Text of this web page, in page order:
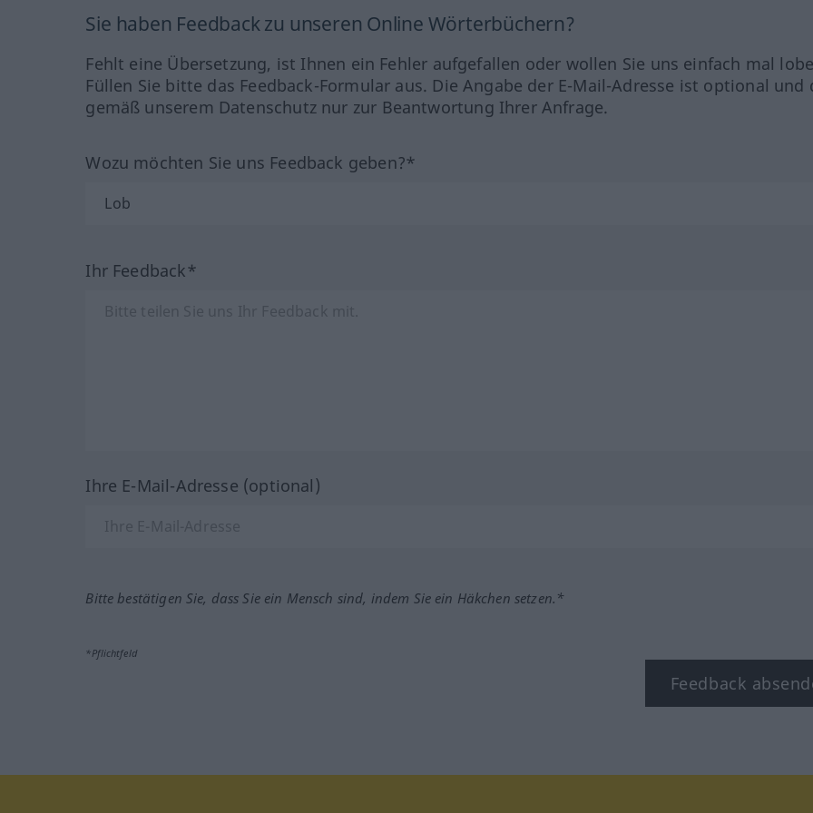
Sie haben Feedback zu unseren Online Wörterbüchern?
Fehlt eine Übersetzung, ist Ihnen ein Fehler aufgefallen oder wollen Sie uns einfach mal
Füllen Sie bitte das Feedback-Formular aus. Die Angabe der E-Mail-Adresse ist optional und
gemäß unserem Datenschutz nur zur Beantwortung Ihrer Anfrage.
Wozu möchten Sie uns Feedback geben?*
Ihr Feedback*
Ihre E-Mail-Adresse (optional)
Bitte bestätigen Sie, dass Sie ein Mensch sind, indem Sie ein Häkchen setzen.*
*Pflichtfeld
Feedback